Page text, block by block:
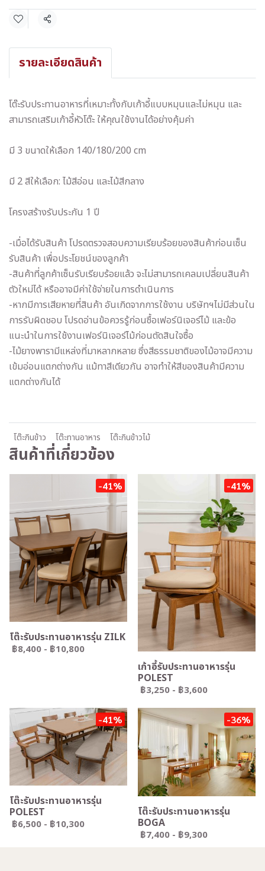
แชร์
รายละเอียดสินค้า
โต๊ะรับประทานอาหารที่เหมาะทั้งกับเก้าอี้แบบหมุนและไม่หมุน และ
สามารถเสริมเก้าอี้หัวโต๊ะ ให้คุณใช้งานได้อย่างคุ้มค่า
มี 3 ขนาดให้เลือก 140/180/200 cm
มี 2 สีให้เลือก: ไม้สีอ่อน และไม้สีกลาง
โครงสร้างรับประกัน 1 ปี
-เมื่อได้รับสินค้า โปรดตรวจสอบความเรียบร้อยของสินค้าก่อนเซ็น
รับสินค้า เพื่อประโยชน์ของลูกค้า
-สินค้าที่ลูกค้าเซ็นรับเรียบร้อยแล้ว จะไม่สามารถเคลมเปลี่ยนสินค้า
ตัวใหม่ได้ หรืออาจมีค่าใช้จ่ายในการดำเนินการ
-หากมีการเสียหายที่สินค้า อันเกิดจากการใช้งาน บริษัทฯไม่มีส่วนใน
การรับผิดชอบ โปรดอ่านข้อควรรู้ก่อนซื้อเฟอร์นิเจอร์ไม้ และข้อ
แนะนำในการใช้งานเฟอร์นิเจอร์ไม้ก่อนตัดสินใจซื้อ
-ไม้ยางพารามีแหล่งที่มาหลากหลาย ซึ่งสีธรรมชาติของไม้อาจมีความ
เข้มอ่อนแตกต่างกัน แม้ทาสีเดียวกัน อาจทำให้สีของสินค้ามีความ
แตกต่างกันได้
โต๊ะกินข้าว โต๊ะทานอาหาร โต๊ะกินข้าวไม้
สินค้าที่เกี่ยวข้อง
-41%
โต๊ะรับประทานอาหารรุ่น ZILK
฿8,400 - ฿10,800
-41%
เก้าอี้รับประทานอาหารรุ่น
POLEST
฿3,250 - ฿3,600
-41%
โต๊ะรับประทานอาหารรุ่น
POLEST
฿6,500 - ฿10,300
-36%
โต๊ะรับประทานอาหารรุ่น
BOGA
฿7,400 - ฿9,300